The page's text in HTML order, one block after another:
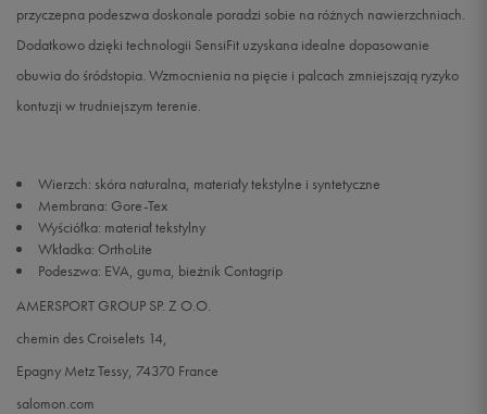
przyczepna podeszwa doskonale poradzi sobie na różnych nawierzchniach.
Dodatkowo dzięki technologii SensiFit uzyskana idealne dopasowanie
obuwia do śródstopia. Wzmocnienia na pięcie i palcach zmniejszają ryzyko
kontuzji w trudniejszym terenie.
Wierzch: skóra naturalna, materiały tekstylne i syntetyczne
Membrana: Gore-Tex
Wyściółka: materiał tekstylny
Wkładka: OrthoLite
Podeszwa: EVA, guma, bieżnik Contagrip
AMERSPORT GROUP SP. Z O.O.
chemin des Croiselets 14,
Epagny Metz Tessy, 74370 France
salomon.com